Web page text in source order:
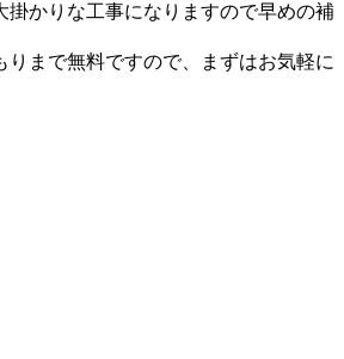
掛かりな工事になりますので早めの補
りまで無料ですので、まずはお気軽に